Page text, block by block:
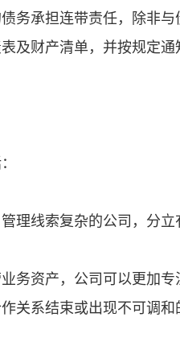
务承担连带责任，除非
及财产清单，并按规定通
理线索复杂的公司，分
务资产，公司可以更加专
关系结束或出现不可调